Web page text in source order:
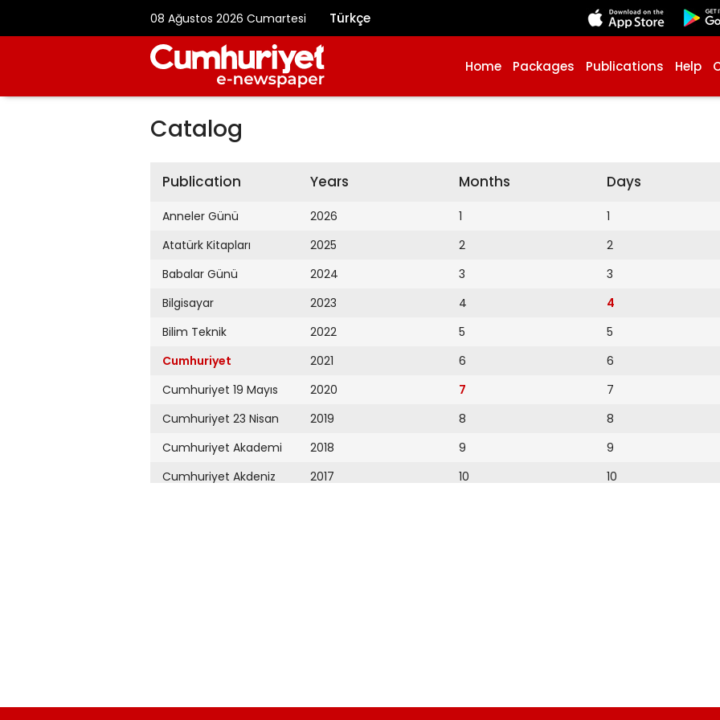
08 Ağustos 2026 Cumartesi Türkçe
Home Packages Publications Help
Catalog
Publication
Anneler Günü
Atatürk Kitapları
Babalar Günü
Bilgisayar
Bilim Teknik
Cumhuriyet
Cumhuriyet 19 Mayıs
Cumhuriyet 23 Nisan
Cumhuriyet Akademi
Cumhuriyet Akdeniz
Cumhuriyet Çevre
Years
2026
2025
2024
2023
2022
2021
2020
2019
2018
2017
2009
Months
1
2
3
4
5
6
7
8
9
10
Days
1
2
3
4
5
6
7
8
9
10
18